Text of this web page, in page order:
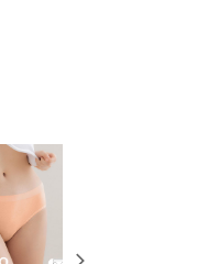
可使用
負相關責
依本公司
將視審查
查看運費